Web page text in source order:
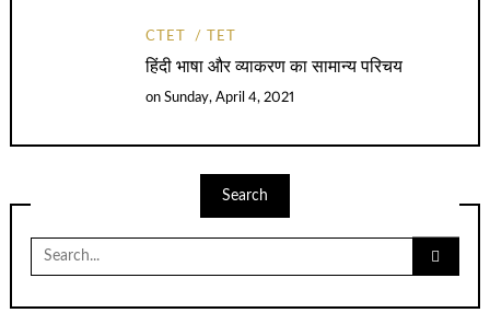
CTET TET
हिंदी भाषा और व्याकरण का सामान्य परिचय
onSunday, April 4, 2021
Search
Search
for: